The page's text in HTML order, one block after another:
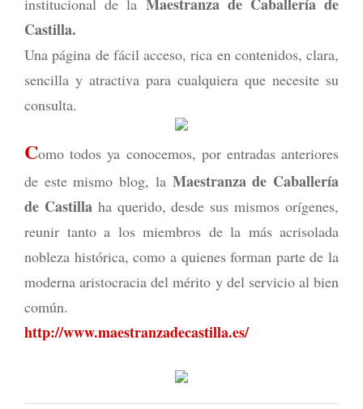
institucional de la
Castilla.
Una página de fácil acceso, rica en contenidos, clara,
sencilla y atractiva para cualquiera que necesite su
consulta.
Como todos ya conocemos, por entradas anteriores
de este mismo blog, la Maestranza de Caballería
de Castillaha querido, desde sus mismos orígenes,
reunir tanto a los miembros de la más acrisolada
nobleza histórica, como a quienes forman parte de la
moderna aristocracia del mérito y del servicio al bien
común.
http://www.maestranzadecastilla.es/